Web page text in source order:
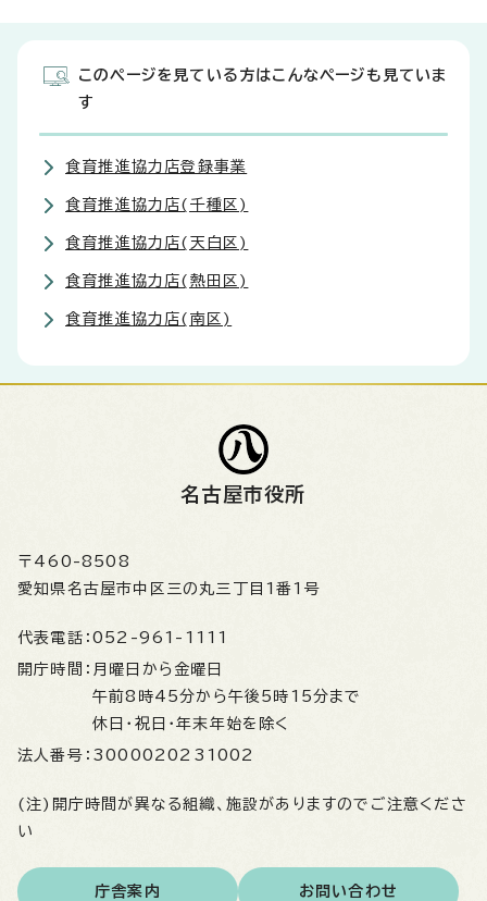
このページを見ている方はこんなページも見ていま
す
食育推進協力店登録事業
食育推進協力店(千種区)
食育推進協力店(天白区)
食育推進協力店(熱田区)
食育推進協力店(南区)
名古屋市役所
〒460-8508
愛知県名古屋市中区三の丸三丁目1番1号
代表電話： 052-961-1111
開庁時間： 月曜日から金曜日
午前8時45分から午後5時15分まで
休日・祝日・年末年始を除く
法人番号： 3000020231002
(注)開庁時間が異なる組織、施設がありますのでご注意くださ
い
庁舎案内 お問い合わせ